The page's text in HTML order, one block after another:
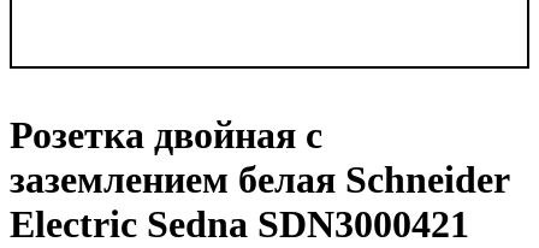
Розетка двойная с
заземлением белая Schneider
Electric Sedna SDN3000421